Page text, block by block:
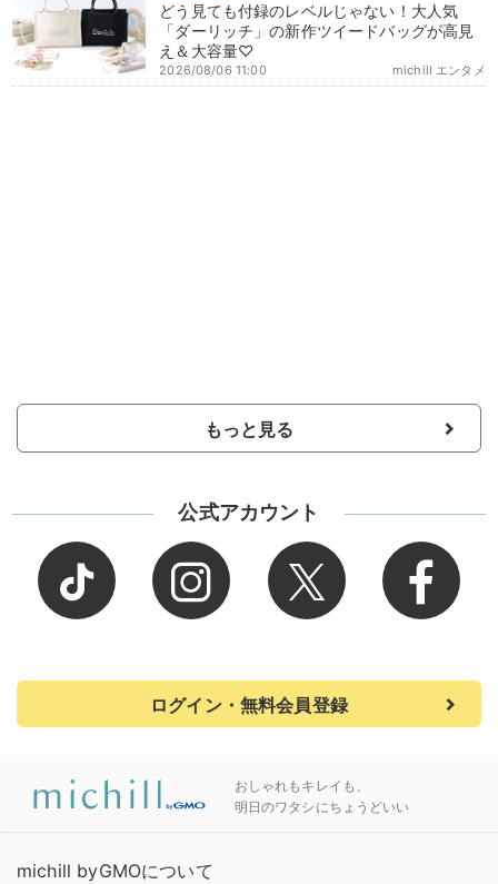
どう見ても付録のレベルじゃない！大人気
「ダーリッチ」の新作ツイードバッグが高見
え＆大容量♡
michill エンタメ
2026/08/06 11:00
もっと見る
公式アカウント
ログイン・無料会員登録
おしゃれもキレイも、
明日のワタシにちょうどいい
michill byGMOについて